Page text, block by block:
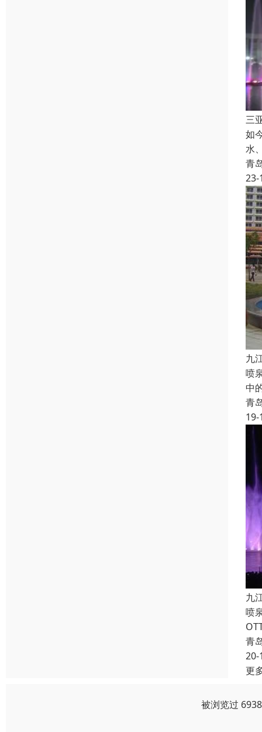
三
如
水
青
23-
九
喷
中
青
19-
九
喷
青
20-
更
被浏览过